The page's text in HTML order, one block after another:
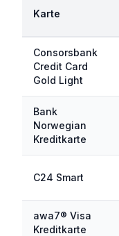
Karte
Consorsbank
Credit Card
Gold Light
Bank
Norwegian
Kreditkarte
C24 Smart
awa7® Visa
Kreditkarte